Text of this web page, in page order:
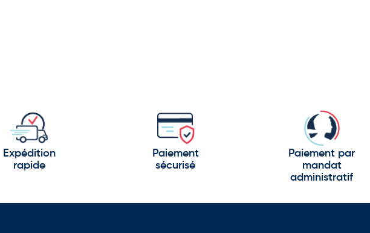
Expédition
rapide
Paiement
sécurisé
Paiement par
mandat
administratif